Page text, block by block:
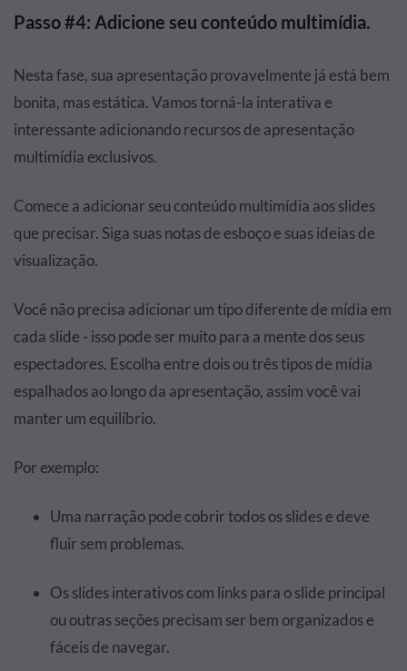
Passo #4: Adicione seu conteúdo multimídia.
Nesta fase, sua apresentação provavelmente já está bem
bonita, mas estática. Vamos torná-la interativa e
interessante adicionando recursos de apresentação
multimídia exclusivos.
Comece a adicionar seu conteúdo multimídia aos slides
que precisar. Siga suas notas de esboço e suas ideias de
visualização.
Você não precisa adicionar um tipo diferente de mídia em
cada slide - isso pode ser muito para a mente dos seus
espectadores. Escolha entre dois ou três tipos de mídia
espalhados ao longo da apresentação, assim você vai
manter um equilíbrio.
Por exemplo:
Uma narração pode cobrir todos os slides e deve
fluir sem problemas.
Os slides interativos com links para o slide principal
ou outras seções precisam ser bem organizados e
fáceis de navegar.